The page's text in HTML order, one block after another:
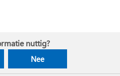
nuttig?
Nee